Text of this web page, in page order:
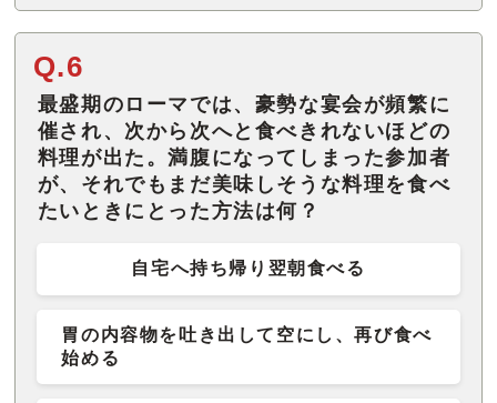
Q.6
最盛期のローマでは、豪勢な宴会が頻繁に
催され、次から次へと食べきれないほどの
料理が出た。満腹になってしまった参加者
が、それでもまだ美味しそうな料理を食べ
たいときにとった方法は何？
自宅へ持ち帰り翌朝食べる
胃の内容物を吐き出して空にし、再び食べ
始める